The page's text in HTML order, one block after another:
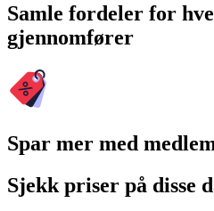
Samle fordeler for
gjennomfører
Spar mer med
Sjekk priser på disse